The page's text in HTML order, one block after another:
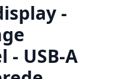
-
- USB-A